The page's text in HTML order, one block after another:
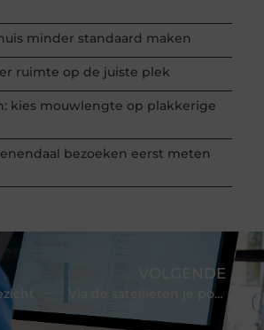
minder standaard maken
ruimte op de juiste plek
kies mouwlengte op plakkerige
bezoeken eerst meten
VOLGENDE
Via de satellieten je positiebepalen